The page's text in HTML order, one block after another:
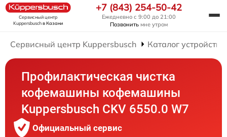
Сервисный центр
Kuppersbuschв Казани
+7 (843) 254-50-42
Ежедневно с 9:00 до 21:00
Позвонить мне утром
Сервисный центр Kuppersbusch Каталог устройств
Профилактическая чистка
кофемашины кофемашины
Kuppersbusch CKV 6550.0 W7
Официальный сервис